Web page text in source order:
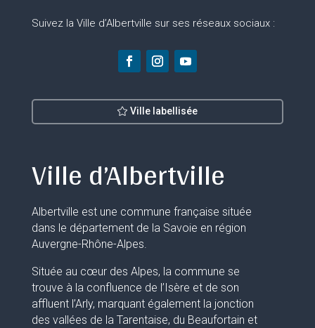
Suivez la Ville d’Albertville sur ses réseaux sociaux :
Ville labellisée
Ville d’Albertville
Albertville est une commune française située
dans le département de la Savoie en région
Auvergne-Rhône-Alpes.
Située au cœur des Alpes, la commune se
trouve à la confluence de l’Isère et de son
affluent l’Arly, marquant également la jonction
des vallées de la Tarentaise, du Beaufortain et